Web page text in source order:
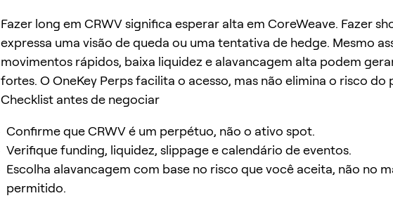
Fazer long em CRWV significa esperar alta em CoreWeave. Fazer
expressa uma visão de queda ou uma tentativa de hedge. Mesmo
movimentos rápidos, baixa liquidez e alavancagem alta podem
fortes. O OneKey Perps facilita o acesso, mas não elimina o risco do
Checklist antes de negociar
Confirme que CRWV é um perpétuo, não o ativo spot.
Verifique funding, liquidez, slippage e calendário de eventos.
Escolha alavancagem com base no risco que você aceita, não no
permitido.